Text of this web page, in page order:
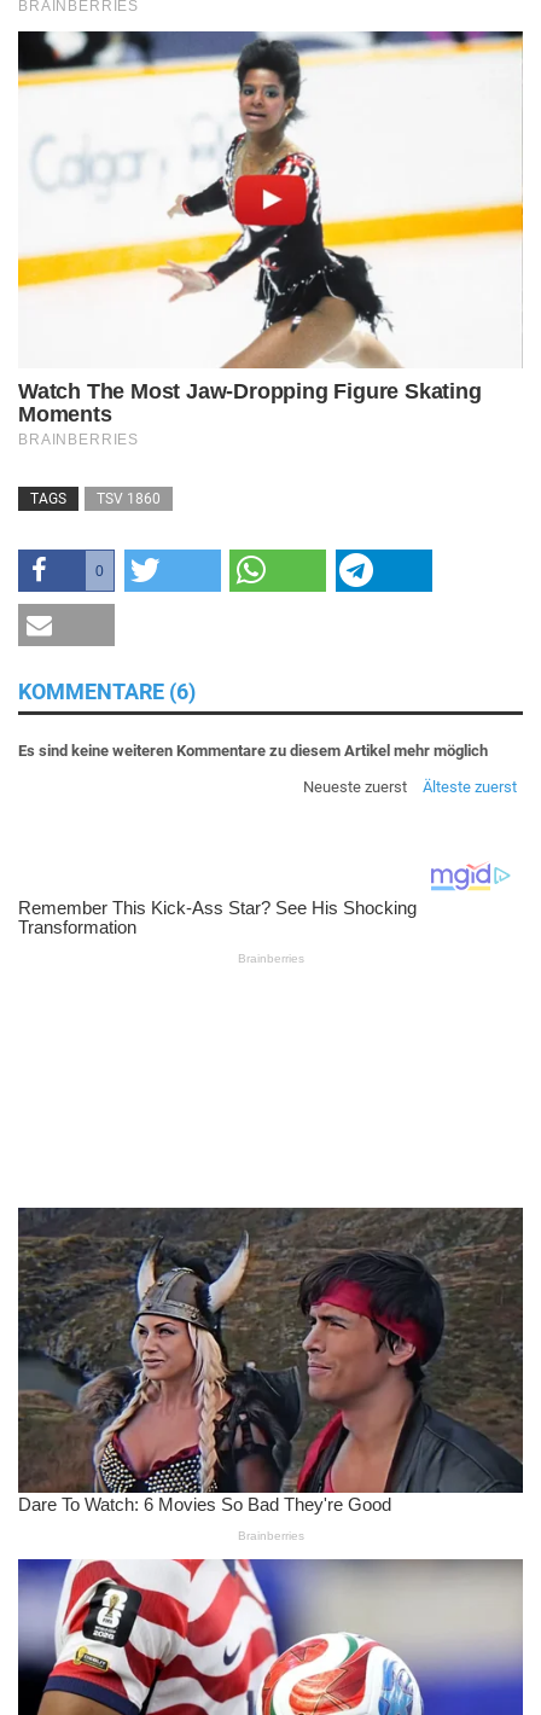
TAGS TSV 1860
0
KOMMENTARE (6)
Es sind keine weiteren Kommentare zu diesem Artikel mehr möglich
Neueste zuerst
Älteste zuerst